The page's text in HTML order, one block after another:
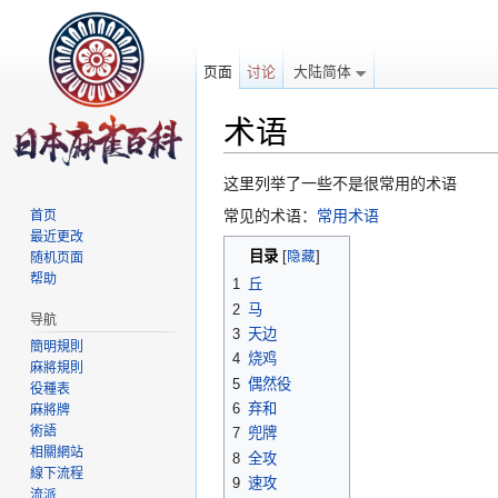
术语
这里列举了一些不是很常用的术语
常见的术语： 常用术语
目录 隐藏
1
丘
2 马
3 天边
4 烧鸡
5 偶然役
6 弃和
7 兜牌
8 全攻
9 速攻
页面 讨论 大陆简体
首页
最近更改
随机页面
帮助
导航
簡明規則
麻將規則
役種表
麻將牌
術語
相關網站
線下流程
流派